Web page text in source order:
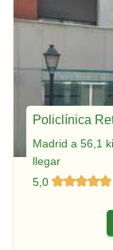
Policlínica
Madrid a 56,1
llegar
5,0